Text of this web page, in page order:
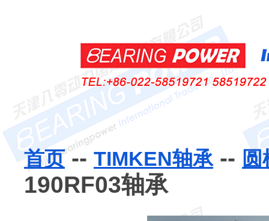
首页-- TIMKEN轴承--
190RF03轴承